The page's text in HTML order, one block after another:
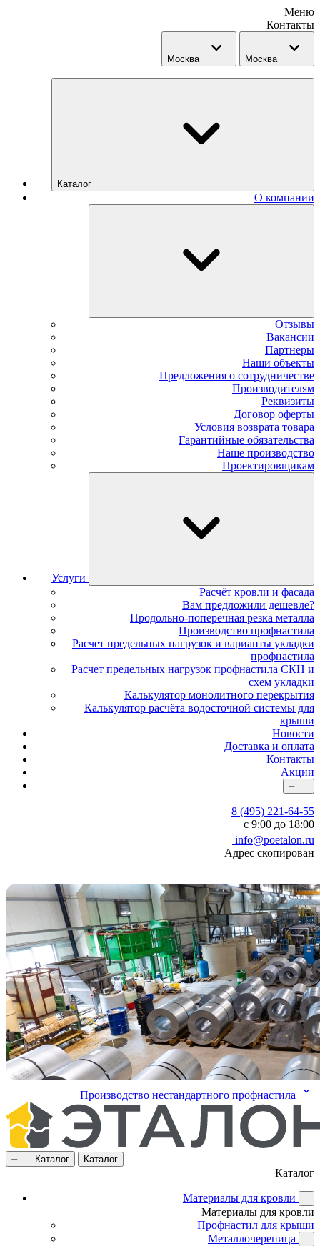
Меню
Контакты
Москва Москва
Каталог
О компании
Отзывы
Вакансии
Партнеры
Наши объекты
Предложения о сотрудничестве
Производителям
Реквизиты
Договор оферты
Условия возврата товара
Гарантийные обязательства
Наше производство
Проектировщикам
Услуги
Расчёт кровли и фасада
Вам предложили дешевле?
Продольно-поперечная резка металла
Производство профнастила
Расчет предельных нагрузок и варианты укладки
профнастила
Расчет предельных нагрузок профнастила СКН и
схем укладки
Калькулятор монолитного перекрытия
Калькулятор расчёта водосточной системы для
крыши
Новости
Доставка и оплата
Контакты
Акции
8 (495) 221-64-55
с 9:00 до 18:00
info@poetalon.ru
Адрес скопирован
Производство нестандартного профнастила
Каталог Каталог
Каталог
Материалы для кровли
Материалы для кровли
Профнастил для крыши
Металлочерепица